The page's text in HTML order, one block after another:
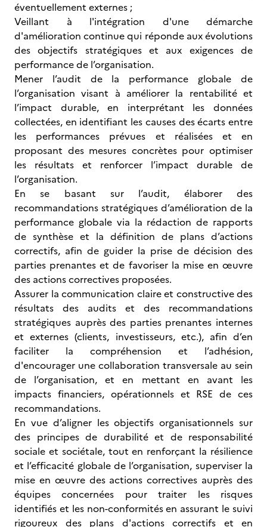
éventuellement externes ;
Veillant à l'intégration d'une démarche
d'amélioration continue qui réponde aux évolutions
des objectifs stratégiques et aux exigences de
performance de l’organisation.
Mener l’audit de la performance globale de
l’organisation visant à améliorer la rentabilité et
l’impact durable, en interprétant les données
collectées, en identifiant les causes des écarts entre
les performances prévues et réalisées et en
proposant des mesures concrètes pour optimiser
les résultats et renforcer l’impact durable de
l’organisation.
En se basant sur l’audit, élaborer des
recommandations stratégiques d’amélioration de la
performance globale via la rédaction de rapports
de synthèse et la définition de plans d’actions
correctifs, afin de guider la prise de décision des
parties prenantes et de favoriser la mise en œuvre
des actions correctives proposées.
Assurer la communication claire et constructive des
résultats des audits et des recommandations
stratégiques auprès des parties prenantes internes
et externes (clients, investisseurs, etc.), afin d’en
faciliter la compréhension et l’adhésion,
d'encourager une collaboration transversale au sein
de l’organisation, et en mettant en avant les
impacts financiers, opérationnels et RSE de ces
recommandations.
En vue d’aligner les objectifs organisationnels sur
des principes de durabilité et de responsabilité
sociale et sociétale, tout en renforçant la résilience
et l’efficacité globale de l’organisation, superviser la
mise en œuvre des actions correctives auprès des
équipes concernées pour traiter les risques
identifiés et les non-conformités en assurant le suivi
rigoureux des plans d'actions correctifs et en